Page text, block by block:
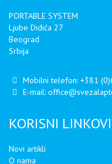
PORTABLE SYSTEM
Ljube Didića 27
Beograd
Srbija
Mobilni telefon: +381
E-mail:
KORISNI LINKOVI
Novi artikli
O nama